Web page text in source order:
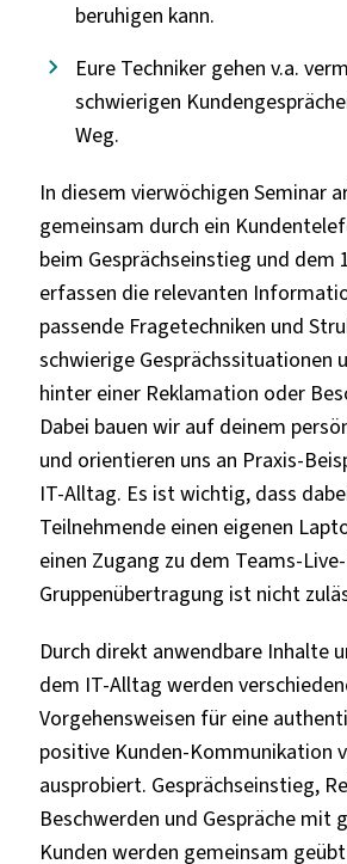
beruhigen kann.
Eure Techniker gehen v.a.
schwierigen
Weg.
In diesem vierwöchigen Seminar
gemeinsam durch ein
beim Gesprächseinstieg und dem
erfassen die relevanten
passende Fragetechniken und
schwierige Gesprächssituationen
hinter einer Reklamation oder
Dabei bauen wir auf deinem
und orientieren uns an Praxis-
IT-Alltag. Es ist wichtig, dass
Teilnehmende einen eigenen
einen Zugang zu dem Teams-
Gruppenübertragung ist nicht
Durch direkt anwendbare Inhalte
dem IT-Alltag werden
Vorgehensweisen für eine
positive Kunden-Kommunikation
ausprobiert. Gesprächseinstieg,
Beschwerden und Gespräche mit
Kunden werden gemeinsam